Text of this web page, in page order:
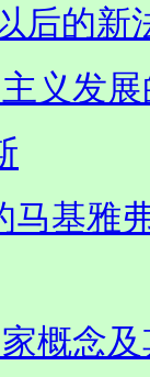
后的新
义发
马基雅
概念